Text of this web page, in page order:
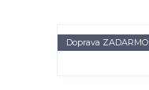
Doprava ZADARMO